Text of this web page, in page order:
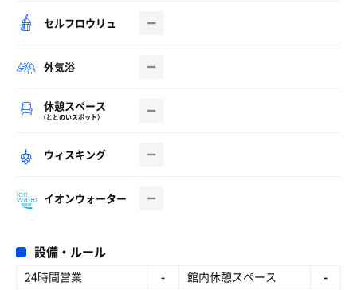
セルフロウリュ
外気浴
休憩スペース
（ととのいスポット）
ウィスキング
イオンウォーター
設備・ルール
24時間営業 - 館内休憩スペース
-